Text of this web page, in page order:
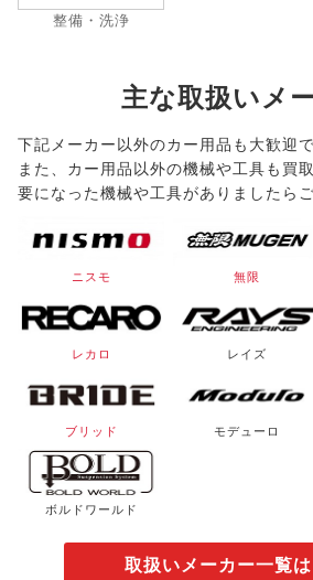
整備・洗浄
主な取扱いメ
下記メーカー以外のカー用品も大歓迎で
また、カー用品以外の機械や工具も買
要になった機械や工具がありましたら
ニスモ 無限
レカロ レイズ
ブリッド モデューロ
ボルドワールド
取扱いメーカー一覧